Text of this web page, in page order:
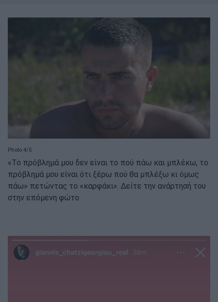
Photo 4/5
«Το πρόβλημά μου δεν είναι το πού πάω και μπλέκω, το
πρόβλημά μου είναι ότι ξέρω πού θα μπλέξω κι όμως
πάω» πετώντας το «καρφάκι». Δείτε την ανάρτησή του
στην επόμενη φώτο